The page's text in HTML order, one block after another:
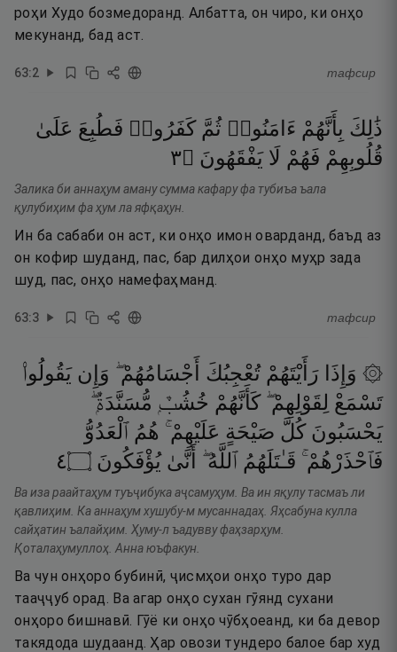
роҳи Худо бозмедоранд. Албатта, он чиро, ки онҳо
мекунанд, бад аст.
63:2 тафсир
ذَٰلِكَ بِأَنَّهُمْ ءَامَنُوا۟ ثُمَّ كَفَرُوا۟ فَطُبِعَ عَلَىٰ
قُلُوبِهِمْ فَهُمْ لَا يَفْقَهُونَ ۝٣
Залика би аннаҳум аману сумма кафару фа тубиъа ъала
қулубиҳим фа ҳум ла яфқаҳун.
Ин ба сабаби он аст, ки онҳо имон оварданд, баъд аз
он кофир шуданд, пас, бар дилҳои онҳо муҳр зада
шуд, пас, онҳо намефаҳманд.
63:3 тафсир
۞ وَإِذَا رَأَيْتَهُمْ تُعْجِبُكَ أَجْسَامُهُمْ ۖ وَإِن يَقُولُوا۟
تَسْمَعْ لِقَوْلِهِمْ ۖ كَأَنَّهُمْ خُشُبٌۭ مُّسَنَّدَةٌۭ ۖ
يَحْسَبُونَ كُلَّ صَيْحَةٍ عَلَيْهِمْ ۚ هُمُ ٱلْعَدُوُّ
فَٱحْذَرْهُمْ ۚ قَـٰتَلَهُمُ ٱللَّهُ ۖ أَنَّىٰ يُؤْفَكُونَ ۝٤
Ва иза раайтаҳум туъҷибука аҷсамуҳум. Ва ин яқулу тасмаъ ли
қавлиҳим. Ка аннаҳум хушубу-м мусаннадаҳ. Яҳсабуна кулла
сайҳатин ъалайҳим. Ҳуму-л ъадувву фаҳзарҳум.
Қоталаҳумуллоҳ. Анна юъфакун.
Ва чун онҳоро бубинӣ, ҷисмҳои онҳо туро дар
тааҷҷуб орад. Ва агар онҳо сухан гӯянд сухани
онҳоро бишнавӣ. Гӯё ки онҳо чӯбҳоеанд, ки ба девор
такядода шудаанд. Ҳар овози тундеро балое бар худ